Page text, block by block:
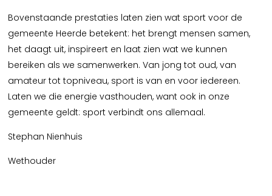
Bovenstaande prestaties laten zien wat sport voor de
gemeente Heerde betekent: het brengt mensen samen,
het daagt uit, inspireert en laat zien wat we kunnen
bereiken als we samenwerken. Van jong tot oud, van
amateur tot topniveau, sport is van en voor iedereen.
Laten we die energie vasthouden, want ook in onze
gemeente geldt: sport verbindt ons allemaal.
Stephan Nienhuis
Wethouder